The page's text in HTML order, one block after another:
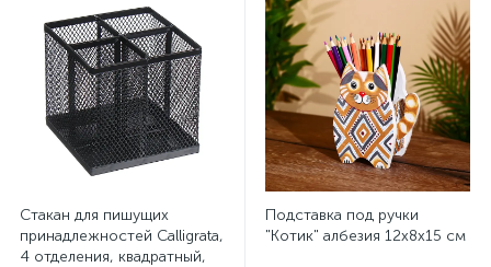
Стакан для пишущих
принадлежностей Calligrata,
4 отделения, квадратный,
Подставка под ручки
"Котик" албезия 12х8х15 см